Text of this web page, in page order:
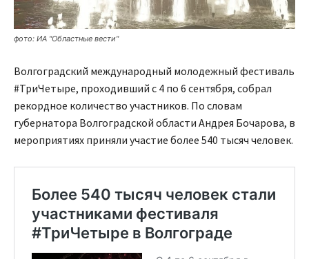
фото: ИА "Областные вести"
Волгоградский международный молодежный фестиваль
#ТриЧетыре, проходивший с 4 по 6 сентября, собрал
рекордное количество участников. По словам
губернатора Волгоградской области Андрея Бочарова, в
мероприятиях приняли участие более 540 тысяч человек.